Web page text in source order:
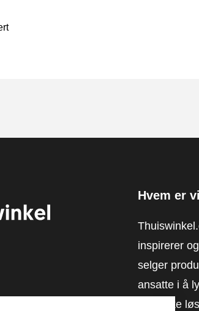
Hvem er
inspirerer
selger
ansatte i å
praktiske